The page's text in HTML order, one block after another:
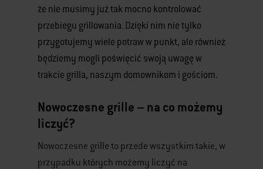
że nie musimy już tak mocno kontrolować
przebiegu grillowania. Dzięki nim nie tylko
przygotujemy wiele potraw w punkt, ale również
będziemy mogli poświęcić swoją uwagę w
trakcie grilla, naszym domownikom i gościom.
Nowoczesne grille – na co możemy
liczyć?
Nowoczesne grille to przede wszystkim takie, w
przypadku których możemy liczyć na